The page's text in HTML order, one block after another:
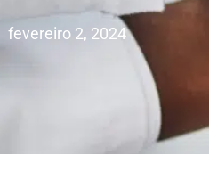
fevereiro 2, 2024